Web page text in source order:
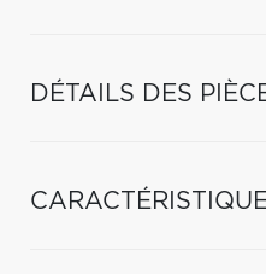
DÉTAILS DES